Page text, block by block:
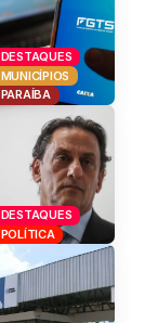
DESTAQUES
MUNICÍPIOS
PARAÍBA
DESTAQUES
POLÍTICA